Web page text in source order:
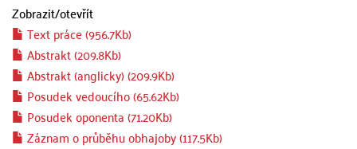
Zobrazit/otevřít
Text práce (956.7Kb)
Abstrakt (209.8Kb)
Abstrakt (anglicky) (209.9Kb)
Posudek vedoucího (65.62Kb)
Posudek oponenta (71.20Kb)
Záznam o průběhu obhajoby (117.5Kb)